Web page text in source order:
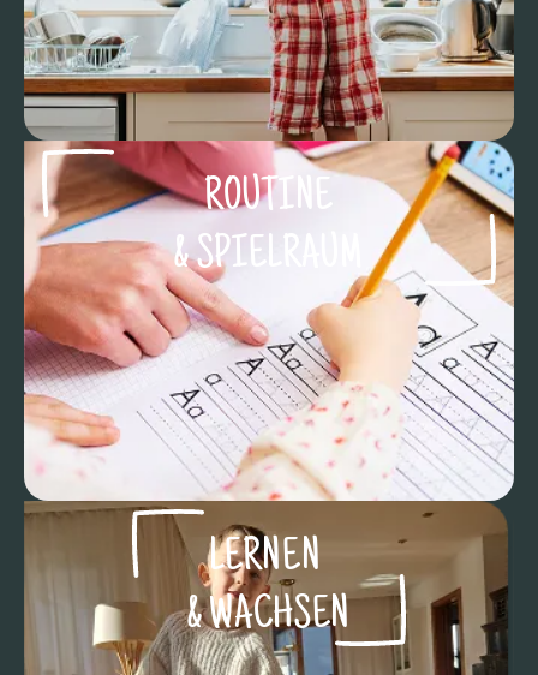
ROUTINE
& SPIELRAUM​
LERNEN ​
& WACHSEN​